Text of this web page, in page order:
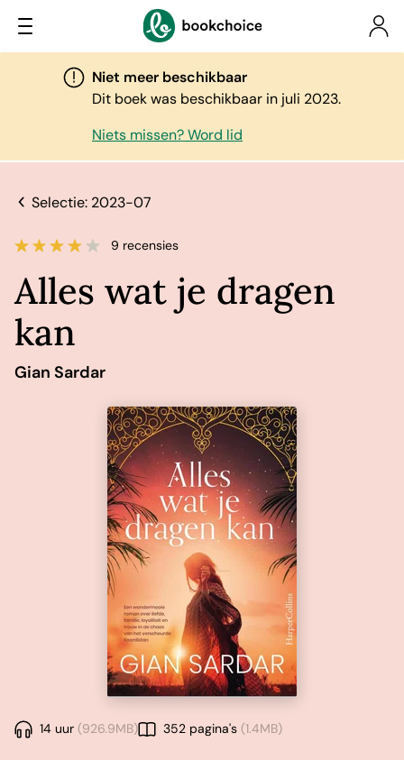
Niet meer beschikbaar
Dit boek was beschikbaar in juli 2023.
Niets missen? Word lid
Selectie: 2023-07
9 recensies
Alles wat je dragen
kan
Gian Sardar
14 uur (926.9MB) 352 pagina's (1.4MB)